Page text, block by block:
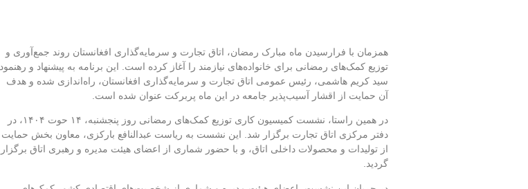
همزمان با فرارسیدن ماه مبارک رمضان، اتاق تجارت و سرمایه‌گذاری افغانستان روند جمع‌آوری و
توزیع کمک‌های رمضانی برای خانواده‌های نیازمند را آغاز کرده است. این برنامه به پیشنهاد و رهنمود
سید کریم هاشمی، رئیس عمومی اتاق تجارت و سرمایه‌گذاری افغانستان، راه‌اندازی شده و هدف
آن حمایت از اقشار آسیب‌پذیر جامعه در این ماه پربرکت عنوان شده است.
در همین راستا، نشست کمیسیون کاری توزیع کمک‌های رمضانی روز پنجشنبه، ۱۴ حوت ۱۴۰۴، در
دفتر مرکزی اتاق تجارت برگزار شد. این نشست به ریاست عبدالنافع بارکزی، معاون بخش حمایت
از تولیدات و محصولات داخلی اتاق، و با حضور شماری از اعضای هیئت مدیره و رهبری اتاق برگزار
گردید.